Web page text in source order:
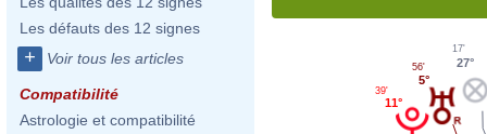
Les défauts des 12 signes
+ Voir tous les articles
Compatibilité
Astrologie et compatibilité
27°
17'
5°
56'
11°
39'